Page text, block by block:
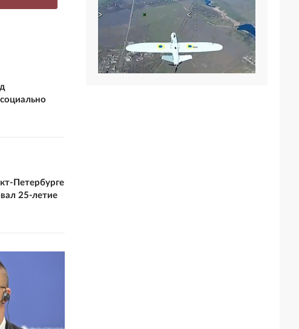
Петербурге
25-летие